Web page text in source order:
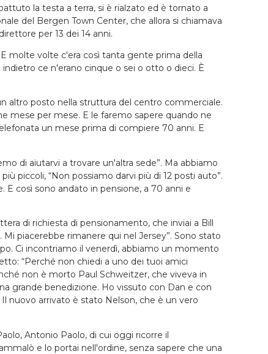
la testa a terra, si è rialzato ed è tornato a
del Bergen Town Center, che allora si chiamava
per 13 dei 14 anni.
molte volte c'era così tanta gente prima della
ce n'erano cinque o sei o otto o dieci. È
altro posto nella struttura del centro commerciale.
mese per mese. E le faremo sapere quando ne
un mese prima di compiere 70 anni. E
di aiutarvi a trovare un'altra sede”. Ma abbiamo
piccoli, “Non possiamo darvi più di 12 posti auto”.
E così sono andato in pensione, a 70 anni e
di richiesta di pensionamento, che inviai a Bill
piacerebbe rimanere qui nel Jersey”. Sono stato
Ci incontriamo il venerdì, abbiamo un momento
“Perché non chiedi a uno dei tuoi amici
non è morto Paul Schweitzer, che viveva in
grande benedizione. Ho vissuto con Dan e con
nuovo arrivato è stato Nelson, che è un vero
Antonio Paolo, di cui oggi ricorre il
e lo portai nell'ordine, senza sapere che una